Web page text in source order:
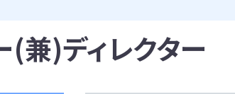
(兼)ディレクター